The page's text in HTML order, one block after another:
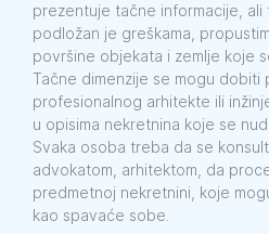
prezentuje tačne informacije,
podložan je greškama,
površine objekata i zemlje koje
Tačne dimenzije se mogu dobiti
profesionalnog arhitekte ili
u opisima nekretnina koje se
Svaka osoba treba da se
advokatom, arhitektom, da
predmetnoj nekretnini, koje
kao spavaće sobe.